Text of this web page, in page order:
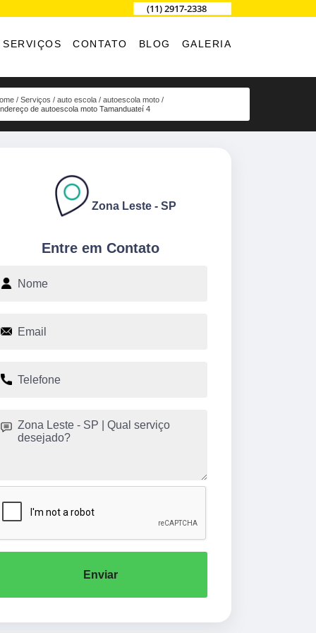
(11) 2917-2338
SERVIÇOS CONTATO BLOG GALERIA
Serviços auto escola
autoescola moto
de autoescola moto Tamanduateí 4
Entre em Contato
Zona Leste - SP
Enviar